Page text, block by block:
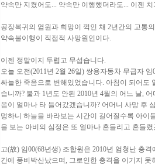
약속만 지켰어도... 약속만 이행했더라도... 이젠
공장복귀의 염원과 희망이 꺽인 채 2년간의 고통
약속불이행이 직접적 사망원인이다.
이젠 정말이지 두렵고 무섭습니다.
오늘 오전(2011년 2월 26일) 쌍용자동차 무급자
싸늘한 죽음으로 변해있었습니다. 아침이 되어도
습니까? 불과 1년도 안된 2010년 4월의 어느 날,
음이 얼마나 타 들어갔겠습니까? 어머니 사망 후
멍하니 하늘을 바라보는 시간이 길어질수록 아이
을 보는 아비의 심정은 또 얼마나 흔들리고 흔들
고(故) 임00(68년생) 조합원은 2010년 엄청난 충
간에 풍비박산났으며, 그로인한 충격을 이기지